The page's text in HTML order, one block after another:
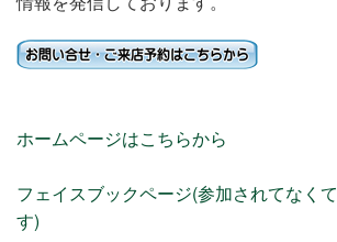
ホームページはこちらから
フェイスブックページ(参加されてなく
す)